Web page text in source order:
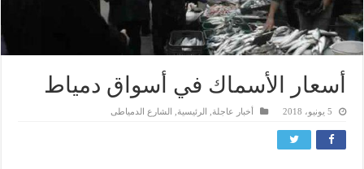
أسعار الأسماك في أسواق دمياط
5 يونيو، 2018 أخبار عاجلة الرئيسية الشارع الدمياطى